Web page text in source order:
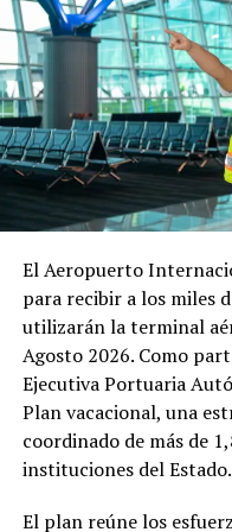
servicios, que permiten
eficiente, segura y de
operadores logísticos.
El Aeropuerto
para recibir a los miles
utilizarán la terminal
Agosto 2026. Como
Ejecutiva Portuaria
Plan vacacional, una
coordinado de más de
instituciones del Estado.
El plan reúne los